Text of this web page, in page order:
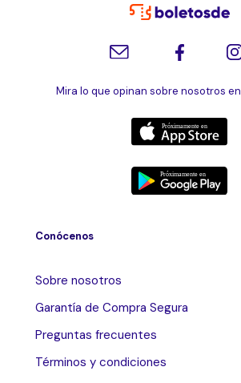
Mira lo que opinan sobre nosotros en
Conócenos
Sobre nosotros
Garantía de Compra Segura
Preguntas frecuentes
Términos y condiciones